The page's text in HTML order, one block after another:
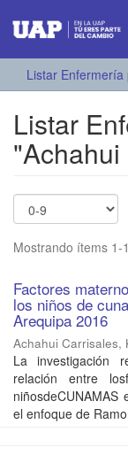
Listar Enfermería
Listar
Mostrando ítems 1-
Factores
los niños de
Arequipa 2016
Achahui Carrisales,
La investigación
relación entre
el enfoque de